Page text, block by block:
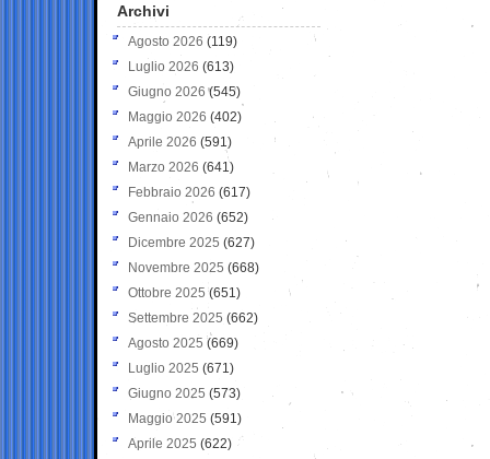
Archivi
Agosto 2026 (119)
Luglio 2026 (613)
Giugno 2026 (545)
Maggio 2026 (402)
Aprile 2026 (591)
Marzo 2026 (641)
Febbraio 2026 (617)
Gennaio 2026 (652)
Dicembre 2025 (627)
Novembre 2025 (668)
Ottobre 2025 (651)
Settembre 2025 (662)
Agosto 2025 (669)
Luglio 2025 (671)
Giugno 2025 (573)
Maggio 2025 (591)
Aprile 2025 (622)